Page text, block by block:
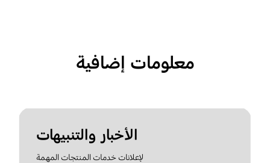
معلومات إضافية
الأخبار والتنبيهات
لإعلانات خدمات المنتجات المهمة